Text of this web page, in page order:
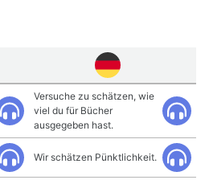
Versuche zu schätzen, wie
viel du für Bücher
ausgegeben hast.
Wir schätzen Pünktlichkeit.